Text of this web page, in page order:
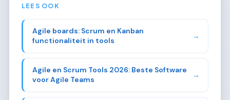
LEES OOK
Agile boards: Scrum en Kanban
functionaliteit in tools
→
Agile en Scrum Tools 2026: Beste Software
voor Agile Teams
→